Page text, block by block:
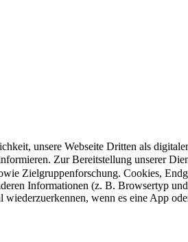
unsere Webseite Dritten als
Zur Bereitstellung unserer
Zielgruppenforschung. Cookies,
Informationen (z. B. Browsertyp
wenn es eine App